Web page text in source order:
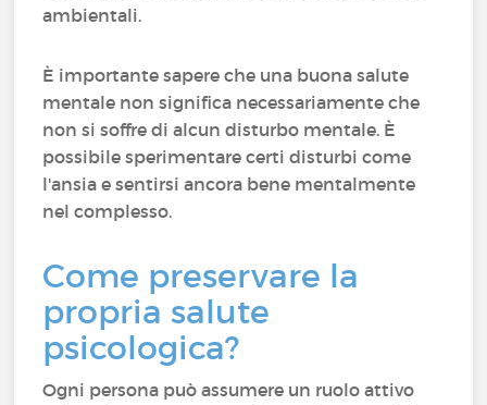
ambientali.
È importante sapere che una buona salute
mentale non significa necessariamente che
non si soffre di alcun disturbo mentale. È
possibile sperimentare certi disturbi come
l'ansia e sentirsi ancora bene mentalmente
nel complesso.
Come preservare la
propria salute
psicologica?
Ogni persona può assumere un ruolo attivo